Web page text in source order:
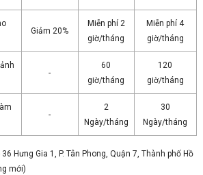
Giảm 20%
Miễn phí 2
giờ/tháng
Miễn phí 4
giờ/tháng
-
60
giờ/tháng
120
giờ/tháng
-
2
Ngày/tháng
30
Ngày/tháng
Hưng Gia 1, P. Tân Phong, Quận 7, Thành phố Hồ
mới)